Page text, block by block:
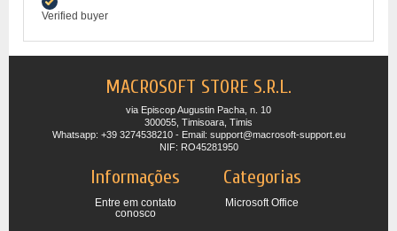
Verified buyer
MACROSOFT STORE S.R.L.
via Episcop Augustin Pacha, n. 10
300055, Timisoara, Timis
Whatsapp: +39 3274538210 - Email: support@macrosoft-support.eu
NIF: RO45281950
Informações
Entre em contato
conosco
Categorias
Microsoft Office